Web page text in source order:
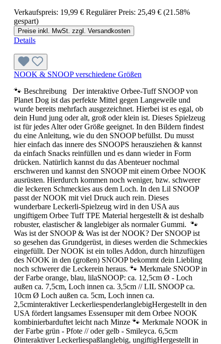
Verkaufspreis: 19,99 € Regulärer Preis: 25,49 € (21.58%
gespart)
Preise inkl. MwSt. zzgl. Versandkosten
Details
NOOK & SNOOP verschiedene Größen
🐾 Beschreibung Der interaktive Orbee-Tuff SNOOP von
Planet Dog ist das perfekte Mittel gegen Langeweile und
wurde bereits mehrfach ausgezeichnet. Hierbei ist es egal, ob
dein Hund jung oder alt, groß oder klein ist. Dieses Spielzeug
ist für jedes Alter oder Größe geeignet. In den Bildern findest
du eine Anleitung, wie du den SNOOP befüllst. Du musst
hier einfach das innere des SNOOPS herausziehen & kannst
da einfach Snacks reinfüllen und es dann wieder in Form
drücken. Natürlich kannst du das Abenteuer nochmal
erschweren und kannst den SNOOP mit einem Orbee NOOK
ausrüsten. Hierdurch kommen noch weniger, bzw. schwerer
die leckeren Schmeckies aus dem Loch. In den Lil SNOOP
passt der NOOK mit viel Druck auch rein. Dieses
wunderbare Leckerli-Spielzeug wird in den USA aus
ungiftigem Orbee Tuff TPE Material hergestellt & ist deshalb
robuster, elastischer & langlebiger als normaler Gummi. 🐾
Was ist der SNOOP & Was ist der NOOK? Der SNOOP ist
so gesehen das Grundgerüst, in dieses werden die Schmeckies
eingefüllt. Der NOOK ist ein tolles Addon, durch hinzufügen
des NOOK in den (großen) SNOOP bekommt dein Liebling
noch schwerer die Leckerein heraus. 🐾 Merkmale SNOOP in
der Farbe orange, blau, lilaSNOOP: ca. 12,5cm Ø - Loch
außen ca. 7,5cm, Loch innen ca. 3,5cm // LIL SNOOP ca.
10cm Ø Loch außen ca. 5cm, Loch innen ca.
2,5cminteraktiver LeckerliespenderlanglebigHergestellt in den
USA fördert langsames Essensuper mit dem Orbee NOOK
kombinierbarduftet leicht nach Minze 🐾 Merkmale NOOK in
der Farbe grün - Pfote // oder gelb - Smileyca. 6,5cm
Øinteraktiver Leckerliespaßlanglebig, ungiftigHergestellt in